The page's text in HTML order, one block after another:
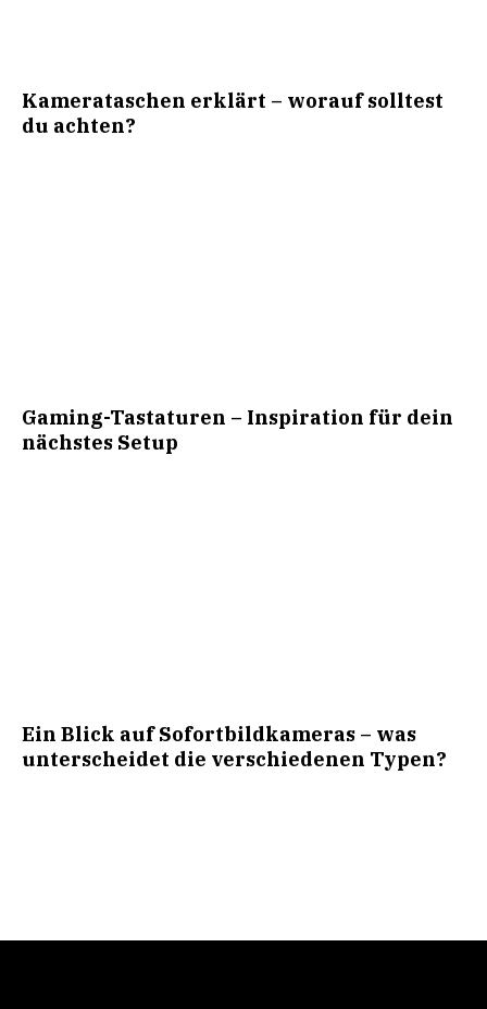
Kamerataschen erklärt – worauf solltest
du achten?
Gaming-Tastaturen – Inspiration für dein
nächstes Setup
Ein Blick auf Sofortbildkameras – was
unterscheidet die verschiedenen Typen?